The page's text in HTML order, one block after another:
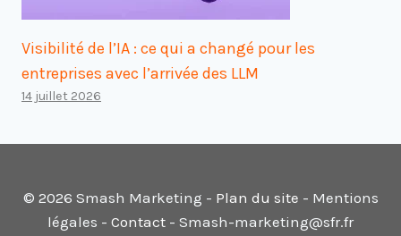
Visibilité de l’IA : ce qui a changé pour les
entreprises avec l’arrivée des LLM
14 juillet 2026
© 2026 Smash Marketing - Plan du site - Mentions
légales - Contact - Smash-marketing@sfr.fr